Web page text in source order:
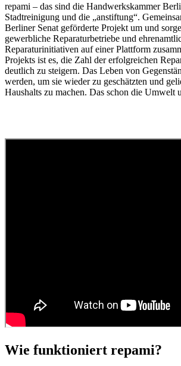
repami – das sind die Handwerkskammer
Stadtreinigung und die „anstiftung“.
Berliner Senat geförderte Projekt um und
gewerbliche Reparaturbetriebe und
Reparaturinitiativen auf einer Plattform
Projekts ist es, die Zahl der erfolgreichen
deutlich zu steigern. Das Leben von
werden, um sie wieder zu geschätzten und
Haushalts zu machen. Das schon die Umwelt
Wie funktioniert repami?